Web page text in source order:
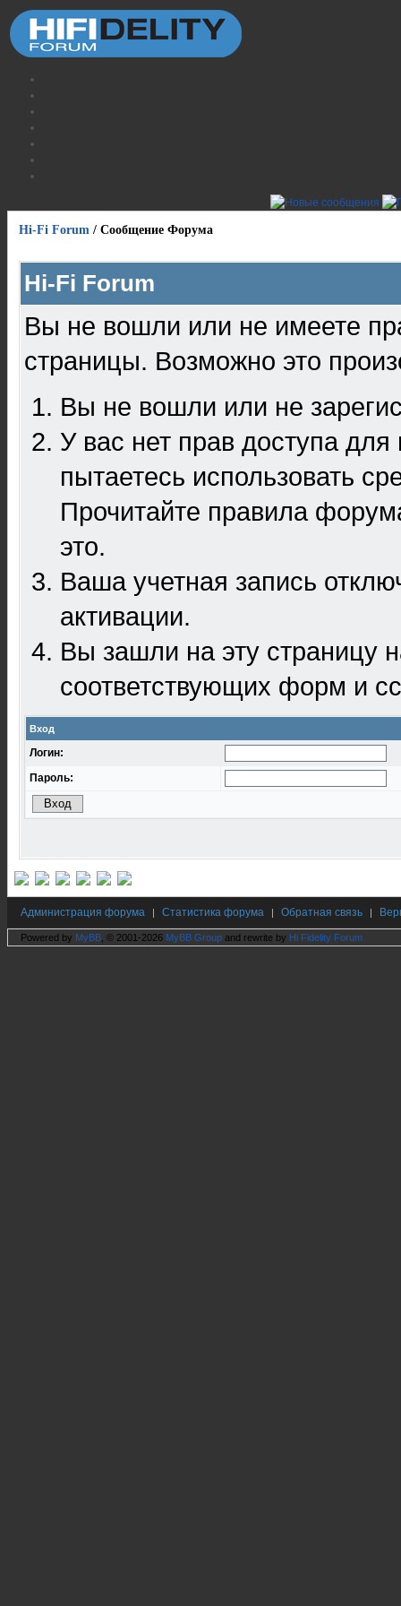
Hi-Fi Forum / Сообщение Форума
Hi-Fi Forum
Вы не вошли или не имеете
страницы. Возможно это
Вы не вошли или не
У вас нет прав доступа
пытаетесь использовать
Прочитайте правила
это.
Ваша учетная запись
активации.
Вы зашли на эту
соответствующих форм и
Вход
Логин:
Пароль:
Администрация форума | Статистика форума | Обратная связь |
Powered by MyBB , © 2001-2026 MyBB Group and rewrite by Hi Fidelity Forum